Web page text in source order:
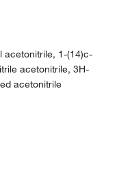
acetonitrile, 1-(14)c-
acetonitrile, 3H-
acetonitrile